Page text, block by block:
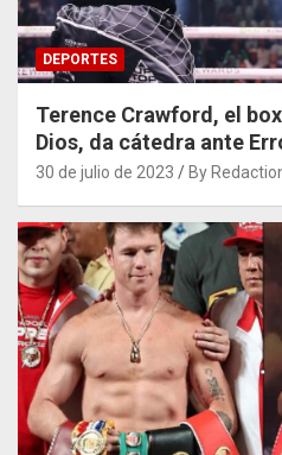
DEPORTES
Terence Crawford, el
Dios, da cátedra ante
30 de julio de 2023 By